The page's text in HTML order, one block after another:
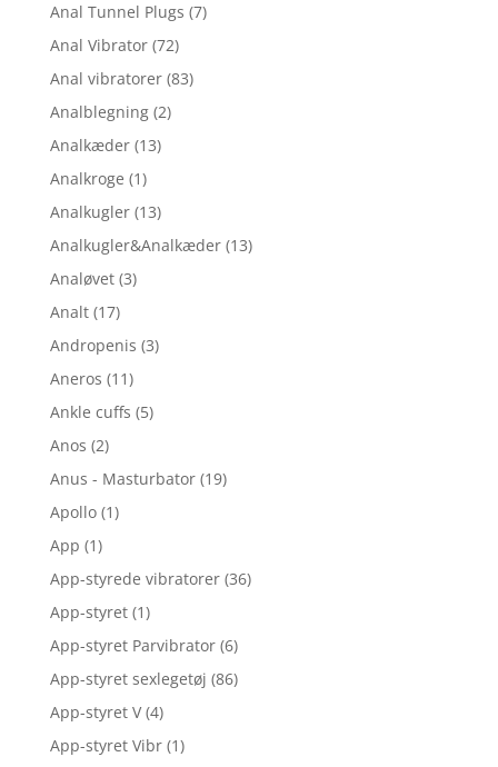
Anal Tunnel Plugs (7)
Anal Vibrator (72)
Anal vibratorer (83)
Analblegning (2)
Analkæder (13)
Analkroge (1)
Analkugler (13)
Analkugler&Analkæder (13)
Analøvet (3)
Analt (17)
Andropenis (3)
Aneros (11)
Ankle cuffs (5)
Anos (2)
Anus - Masturbator (19)
Apollo (1)
App (1)
App-styrede vibratorer (36)
App-styret (1)
App-styret Parvibrator (6)
App-styret sexlegetøj (86)
App-styret V (4)
App-styret Vibr (1)